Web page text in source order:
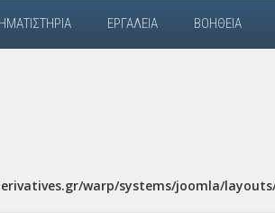
ΕΡΓΑΛΕΊΑ ΒΟΉΘΕΙΑ
warp/systems/joomla/